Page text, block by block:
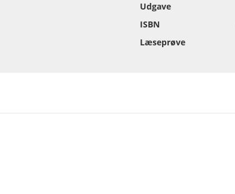
Udgave
ISBN
Læseprøve